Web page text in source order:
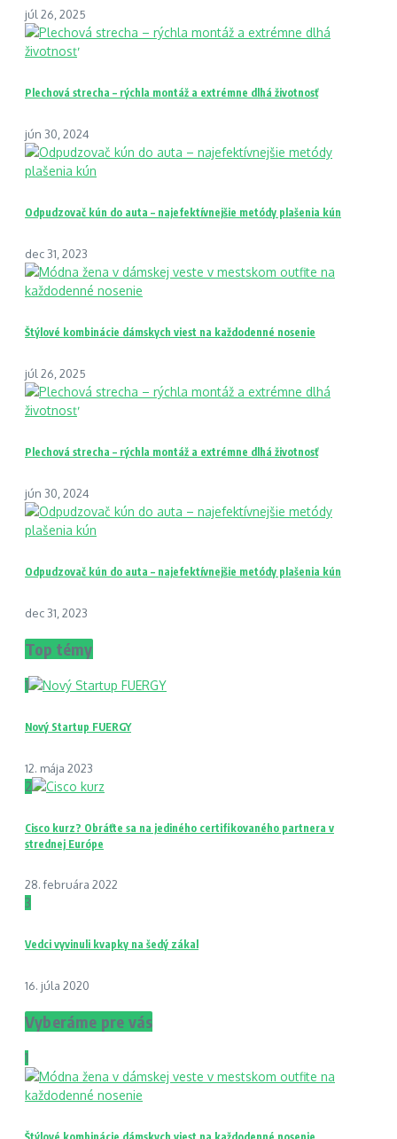
júl 26, 2025
Plechová strecha – rýchla montáž a extrémne dlhá životnosť
jún 30, 2024
Odpudzovač kún do auta – najefektívnejšie metódy plašenia kún
dec 31, 2023
Štýlové kombinácie dámskych viest na každodenné nosenie
júl 26, 2025
Plechová strecha – rýchla montáž a extrémne dlhá životnosť
jún 30, 2024
Odpudzovač kún do auta – najefektívnejšie metódy plašenia kún
dec 31, 2023
Top témy
1
Nový Startup FUERGY
12. mája 2023
2
Cisco kurz? Obráťte sa na jediného certifikovaného partnera v
strednej Európe
28. februára 2022
3
Vedci vyvinuli kvapky na šedý zákal
16. júla 2020
Vyberáme pre vás
1